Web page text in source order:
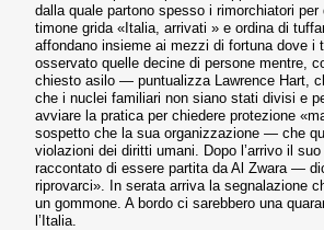
dalla quale partono spesso i ri­morchiatori
timone grida «Italia, ar­rivati » e ordina di
affondano insie­me ai mezzi di fortuna dove i
os­servato quelle decine di perso­ne mentre,
chiesto asilo — puntualizza Lawrence Hart,
che i nuclei fami­liari non siano stati divisi e
avviare la pratica per chiedere protezio­ne
sospetto che la sua orga­nizzazione — che
violazioni dei dirit­ti umani. Dopo l’arrivo il
rac­contato di essere partita da Al Zwara —
riprovarci». In serata arriva la segnalazione
un gommo­ne. A bordo ci sarebbero una
l’Italia.